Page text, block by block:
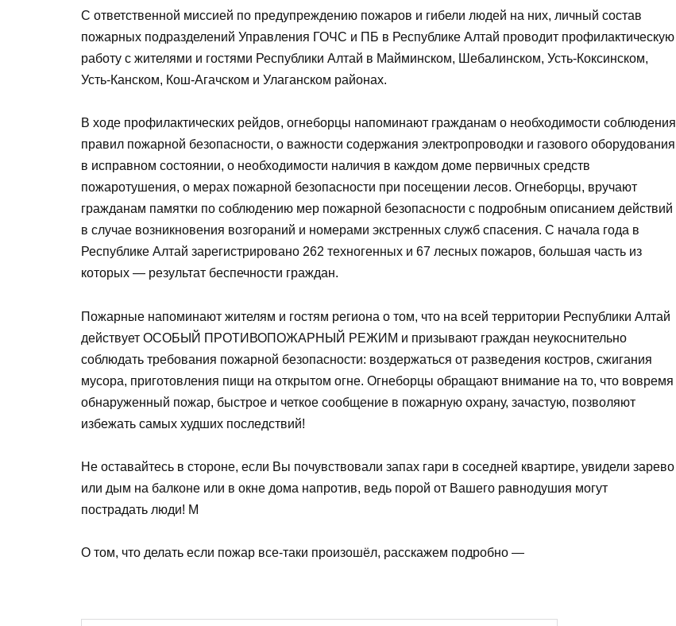
С ответственной миссией по предупреждению пожаров и гибели людей на них, личный состав
пожарных подразделений Управления ГОЧС и ПБ в Республике Алтай проводит профилактическую
работу с жителями и гостями Республики Алтай в Майминском, Шебалинском, Усть-Коксинском,
Усть-Канском, Кош-Агачском и Улаганском районах.
В ходе профилактических рейдов, огнеборцы напоминают гражданам о необходимости соблюдения
правил пожарной безопасности, о важности содержания электропроводки и газового оборудования
в исправном состоянии, о необходимости наличия в каждом доме первичных средств
пожаротушения, о мерах пожарной безопасности при посещении лесов. Огнеборцы, вручают
гражданам памятки по соблюдению мер пожарной безопасности с подробным описанием действий
в случае возникновения возгораний и номерами экстренных служб спасения. С начала года в
Республике Алтай зарегистрировано 262 техногенных и 67 лесных пожаров, большая часть из
которых — результат беспечности граждан.
Пожарные напоминают жителям и гостям региона о том, что на всей территории Республики Алтай
действует ОСОБЫЙ ПРОТИВОПОЖАРНЫЙ РЕЖИМ и призывают граждан неукоснительно
соблюдать требования пожарной безопасности: воздержаться от разведения костров, сжигания
мусора, приготовления пищи на открытом огне. Огнеборцы обращают внимание на то, что вовремя
обнаруженный пожар, быстрое и четкое сообщение в пожарную охрану, зачастую, позволяют
избежать самых худших последствий!
Не оставайтесь в стороне, если Вы почувствовали запах гари в соседней квартире, увидели зарево
или дым на балконе или в окне дома напротив, ведь порой от Вашего равнодушия могут
пострадать люди! М
О том, что делать если пожар все-таки произошёл, расскажем подробно —